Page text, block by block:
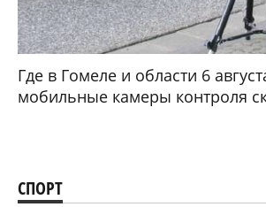
Где в Гомеле и области 6
мобильные камеры контроля
СПОРТ